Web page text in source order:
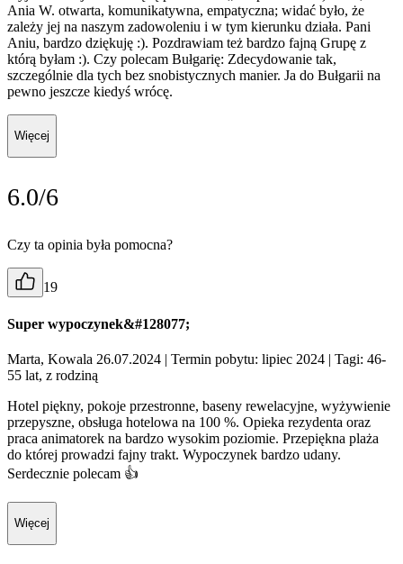
Ania W. otwarta, komunikatywna, empatyczna; widać było, że
zależy jej na naszym zadowoleniu i w tym kierunku działa. Pani
Aniu, bardzo dziękuję :). Pozdrawiam też bardzo fajną Grupę z
którą byłam :). Czy polecam Bułgarię: Zdecydowanie tak,
szczególnie dla tych bez snobistycznych manier. Ja do Bułgarii na
pewno jeszcze kiedyś wrócę.
Więcej
6.0/6
Czy ta opinia była pomocna?
19
Super wypoczynek&#128077;
Marta, Kowala 26.07.2024 | Termin pobytu: lipiec 2024 | Tagi: 46-
55 lat, z rodziną
Hotel piękny, pokoje przestronne, baseny rewelacyjne, wyżywienie
przepyszne, obsługa hotelowa na 100 %. Opieka rezydenta oraz
praca animatorek na bardzo wysokim poziomie. Przepiękna plaża
do której prowadzi fajny trakt. Wypoczynek bardzo udany.
Serdecznie polecam 👍
Więcej